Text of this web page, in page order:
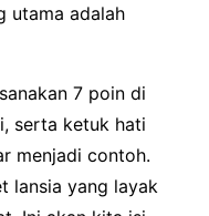
utama adalah
7 poin di
serta ketuk hati
menjadi contoh.
lansia yang layak